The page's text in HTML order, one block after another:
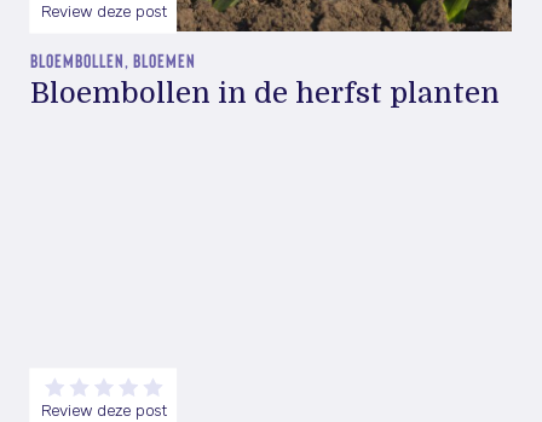
Review deze post
BLOEMBOLLEN, BLOEMEN
Bloembollen in de herfst planten
Review deze post